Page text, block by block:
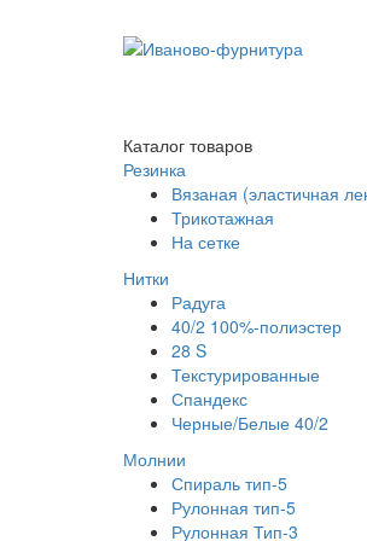
Каталог товаров
Резинка
Вязаная (эластичная
Трикотажная
На сетке
Нитки
Радуга
40/2 100%-полиэстер
28 S
Текстурированные
Спандекс
Черные/Белые 40/2
Молнии
Спираль тип-5
Рулонная тип-5
Рулонная Тип-3